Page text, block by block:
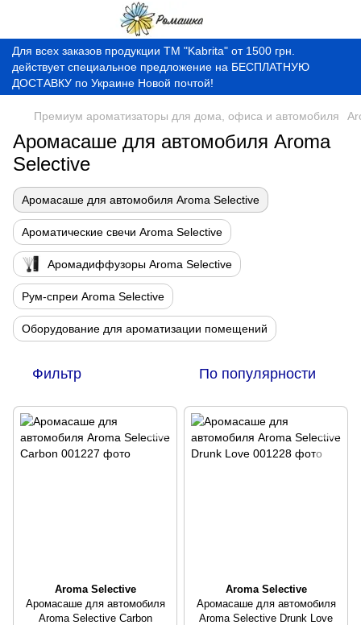
Для всех заказов продукции ТМ "Kabrita" от 1500 грн.
действует специальное предложение на БЕСПЛАТНУЮ
ДОСТАВКУ по Украине Новой почтой!
Премиум ароматизаторы для дома, офиса и автомобиля
Аромасаше для автомобиля Aroma
Selective
Аромасаше для автомобиля Aroma Selective
Ароматические свечи Aroma Selective
Аромадиффузоры Aroma Selective
Рум-спреи Aroma Selective
Оборудование для ароматизации помещений
Фильтр По популярности
Aroma Selective
Аромасаше для автомобиля
Aroma Selective Carbon
Aroma Selective
Аромасаше для автомобиля
Aroma Selective Drunk Love